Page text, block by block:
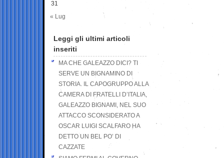
31
« Lug
Leggi gli ultimi articoli
inseriti
MA CHE GALEAZZO DICI? TI
SERVE UN BIGNAMINO DI
STORIA. IL CAPOGRUPPO ALLA
CAMERA DI FRATELLI D’ITALIA,
GALEAZZO BIGNAMI, NEL SUO
ATTACCO SCONSIDERATO A
OSCAR LUIGI SCALFARO HA
DETTO UN BEL PO’ DI
CAZZATE